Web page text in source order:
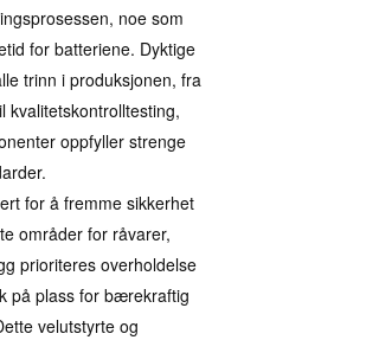
noe som
for batteriene. Dyktige
trinn i produksjonen, fra
kvalitetskontrolltesting,
oppfyller strenge
for å fremme sikkerhet
områder for råvarer,
prioriteres overholdelse
på plass for bærekraftig
velutstyrte og